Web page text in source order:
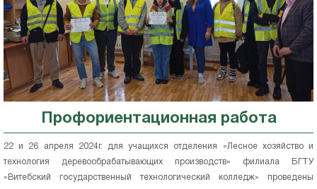
Профориентационная работа
22 и 26 апреля 2024г. для учащихся отделения «Лесное хозяйство и
технология деревообрабатывающих производств» филиала БГТУ
«Витебский государственный технологический колледж» проведены